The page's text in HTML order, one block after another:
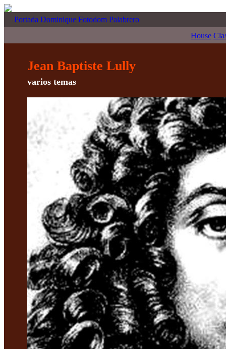
Portada Dominique Fotodom Palabrero
House
Jean Baptiste Lully
varios temas